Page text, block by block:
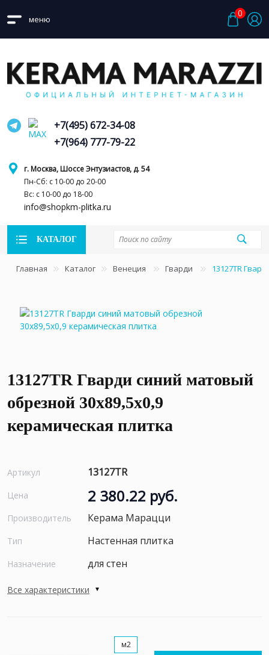
меню
0
г. Москва, Шоссе Энтузиастов, д. 54
Пн-Сб: с 10-00 до 20-00
Вс: с 10-00 до 18-00
info@shopkm-plitka.ru
+7(495) 672-34-08
+7(964) 777-79-22
КАТАЛОГ
Главная Каталог Венеция Гварди 13127TR
13127TR Гварди синий матовый
обрезной 30x89,5x0,9
керамическая плитка
Артикул 13127TR
Цена 2 380.22 руб.
Производитель Керама Марацци
Тип Настенная плитка
Назначение для стен
Все характеристики
м2